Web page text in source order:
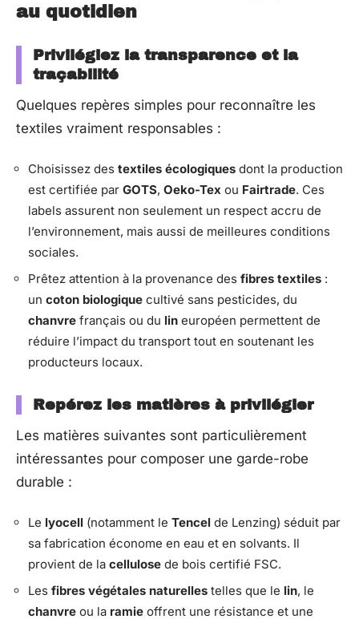
au quotidien
Privilégiez la transparence et la
traçabilité
Quelques repères simples pour reconnaître les
textiles vraiment responsables :
Choisissez des textiles écologiques dont la production
est certifiée par GOTS, Oeko-Tex ou Fairtrade. Ces
labels assurent non seulement un respect accru de
l’environnement, mais aussi de meilleures conditions
sociales.
Prêtez attention à la provenance des fibres textiles :
un coton biologique cultivé sans pesticides, du
chanvre français ou du lin européen permettent de
réduire l’impact du transport tout en soutenant les
producteurs locaux.
Repérez les matières à privilégier
Les matières suivantes sont particulièrement
intéressantes pour composer une garde-robe
durable :
Le lyocell (notamment le Tencel de Lenzing) séduit par
sa fabrication économe en eau et en solvants. Il
provient de la cellulose de bois certifié FSC.
Les fibres végétales naturelles telles que le lin, le
chanvre ou la ramie offrent une résistance et une